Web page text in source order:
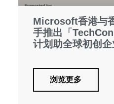
Microsoft香港与
手推出「
计划助全球初创
浏览更多